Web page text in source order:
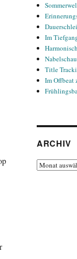
Im
Nabelschau
Title
Im Offbeat
ARCHIV
Archiv